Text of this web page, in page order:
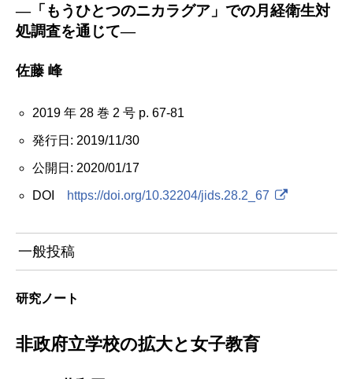
―「もうひとつのニカラグア」での月経衛生対
処調査を通じて―
佐藤 峰
2019 年 28 巻 2 号 p. 67-81
発行日: 2019/11/30
公開日: 2020/01/17
DOI https://doi.org/10.32204/jids.28.2_67
一般投稿
研究ノート
非政府立学校の拡大と女子教育